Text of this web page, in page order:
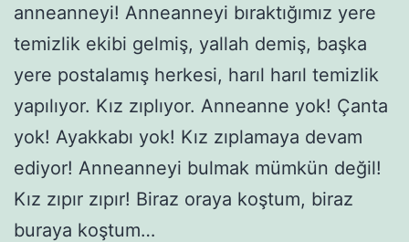
anneanneyi! Anneanneyi bıraktığımız yere
temizlik ekibi gelmiş, yallah demiş, başka
yere postalamış herkesi, harıl harıl temizlik
yapılıyor. Kız zıplıyor. Anneanne yok! Çanta
yok! Ayakkabı yok! Kız zıplamaya devam
ediyor! Anneanneyi bulmak mümkün değil!
Kız zıpır zıpır! Biraz oraya koştum, biraz
buraya koştum…